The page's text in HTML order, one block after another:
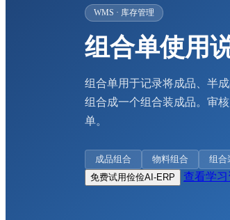
WMS · 库存管理
组合单使用
组合单用于记录将成品、半
组合成一个组合装成品。审
单。
成品组合 物料组合 组合
免费试用俭俭AI-ERP
查看学